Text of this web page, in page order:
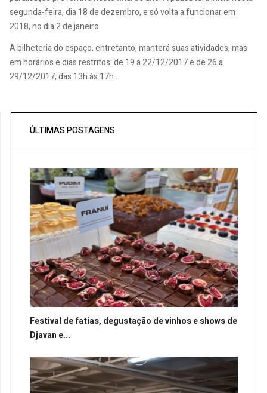
segunda-feira, dia 18 de dezembro, e só volta a funcionar em
2018, no dia 2 de janeiro.
A bilheteria do espaço, entretanto, manterá suas atividades, mas
em horários e dias restritos: de 19 a 22/12/2017 e de 26 a
29/12/2017, das 13h às 17h.
ÚLTIMAS POSTAGENS
Festival de fatias, degustação de vinhos e shows de
Djavan e...